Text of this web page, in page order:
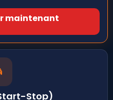
maintenant
Stop)